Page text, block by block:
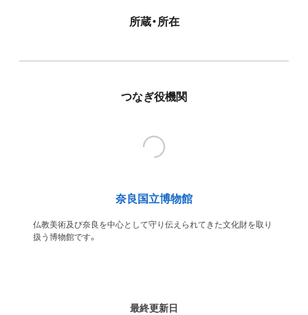
所蔵・所在
つなぎ役機関
奈良国立博物館
仏教美術及び奈良を中心として守り伝えられてきた文化財を取り
扱う博物館です。
最終更新日